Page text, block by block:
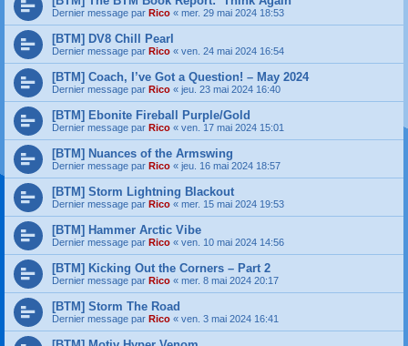
Dernier message par Rico « mer. 29 mai 2024 18:53
[BTM] DV8 Chill Pearl
Dernier message par Rico « ven. 24 mai 2024 16:54
[BTM] Coach, I’ve Got a Question! – May 2024
Dernier message par Rico « jeu. 23 mai 2024 16:40
[BTM] Ebonite Fireball Purple/Gold
Dernier message par Rico « ven. 17 mai 2024 15:01
[BTM] Nuances of the Armswing
Dernier message par Rico « jeu. 16 mai 2024 18:57
[BTM] Storm Lightning Blackout
Dernier message par Rico « mer. 15 mai 2024 19:53
[BTM] Hammer Arctic Vibe
Dernier message par Rico « ven. 10 mai 2024 14:56
[BTM] Kicking Out the Corners – Part 2
Dernier message par Rico « mer. 8 mai 2024 20:17
[BTM] Storm The Road
Dernier message par Rico « ven. 3 mai 2024 16:41